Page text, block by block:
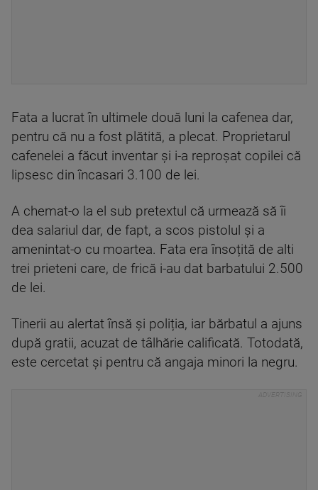
Fata a lucrat în ultimele două luni la cafenea dar,
pentru că nu a fost plătită, a plecat. Proprietarul
cafenelei a făcut inventar și i-a reproşat copilei că
lipsesc din încasari 3.100 de lei.
A chemat-o la el sub pretextul că urmează să îi
dea salariul dar, de fapt, a scos pistolul și a
amenintat-o cu moartea. Fata era însoțită de alti
trei prieteni care, de frică i-au dat barbatului 2.500
de lei.
Tinerii au alertat însă și poliția, iar bărbatul a ajuns
după gratii, acuzat de tâlhărie calificată. Totodată,
este cercetat și pentru că angaja minori la negru.